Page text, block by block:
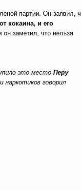
партии. Он заявил,
кокаина, и его
заметил, что нельзя
это место Перу
наркотиков говорил